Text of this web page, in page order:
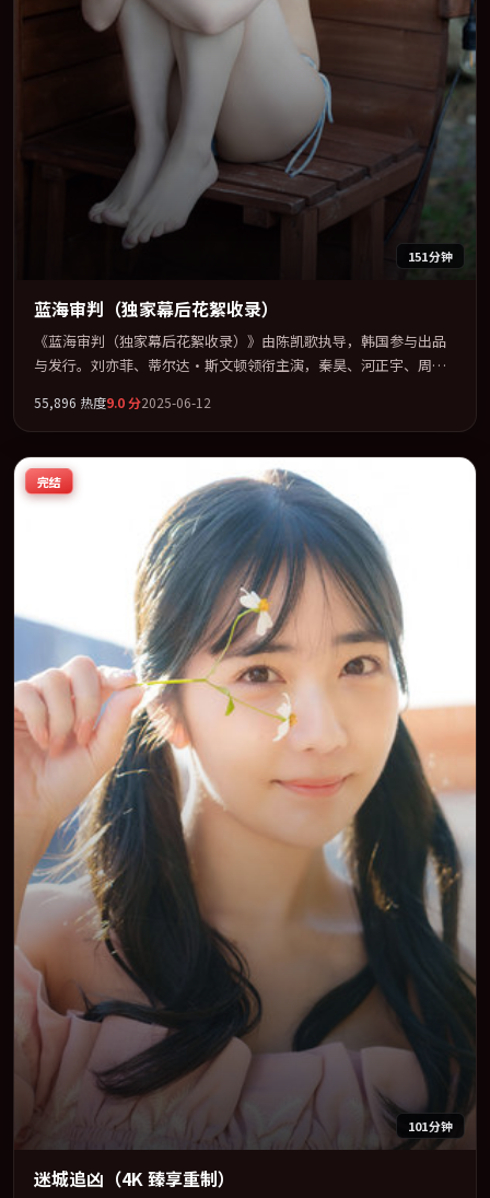
151分钟
蓝海审判（独家幕后花絮收录）
《蓝海审判（独家幕后花絮收录）》由陈凯歌执导，韩国参与出品
与发行。刘亦菲、蒂尔达·斯文顿领衔主演，秦昊、河正宇、周
叠。全片以「爱情」类型为骨架，在叙事、表演与视听上力求统
一。定于 2025-07-10 在内地院线及主流平台同步亮相，2025 年度
话题片中口碑稳健，适合喜欢强情节与人物弧光的观众完整观看。
55,896 热度9.0分2025-06-12
完结
101分钟
迷城追凶（4K 臻享重制）